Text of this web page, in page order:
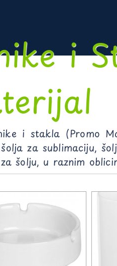
i
i stakla (Promo
za sublimaciju,
šolju, u raznim